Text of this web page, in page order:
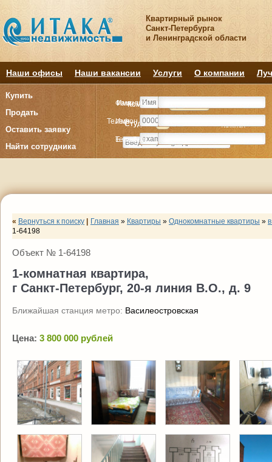
Квартирный рынок
Санкт-Петербурга
и Ленинградской области
Наши офисы Наши вакансии Услуги О компании
Купить
Продать
Оставить заявку
Найти сотрудника
Комнату
Студия Комнат
Комнату
Студия Комнат
Имя
Телефон
E-mail
Фамилия
Имя
Телефон
« Вернуться к поиску Главная » Квартиры » Однокомнатные квартиры »
1-64198
Объект № 1-64198
1-комнатная квартира,
г Санкт-Петербург, 20-я линия В.О., д. 9
Ближайшая станция метро: Василеостровская
Цена: 3 800 000 рублей